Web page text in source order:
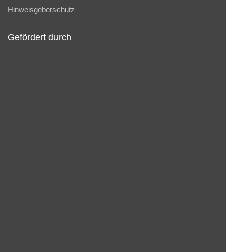
Hinweisgeberschutz
Gefördert durch